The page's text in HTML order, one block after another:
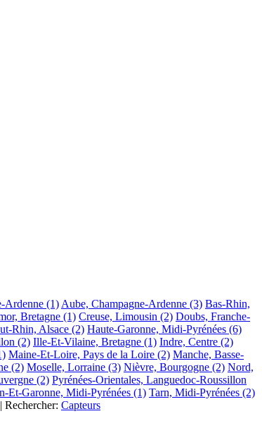
Ardenne (1) Aube, Champagne-Ardenne (3) Bas-Rhin,
Bretagne (1) Creuse, Limousin (2) Doubs, Franche-
Rhin, Alsace (2) Haute-Garonne, Midi-Pyrénées (6)
(2) Ille-Et-Vilaine, Bretagne (1) Indre, Centre (2)
Maine-Et-Loire, Pays de la Loire (2) Manche, Basse-
(2) Moselle, Lorraine (3) Nièvre, Bourgogne (2) Nord,
(2) Pyrénées-Orientales, Languedoc-Roussillon
Et-Garonne, Midi-Pyrénées (1) Tarn, Midi-Pyrénées (2)
| Rechercher: Capteurs